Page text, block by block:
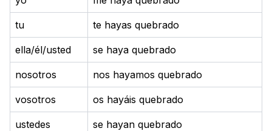
tu te hayas quebrado
ella/él/usted se haya quebrado
nosotros nos hayamos quebrado
vosotros os hayáis quebrado
ustedes se hayan quebrado